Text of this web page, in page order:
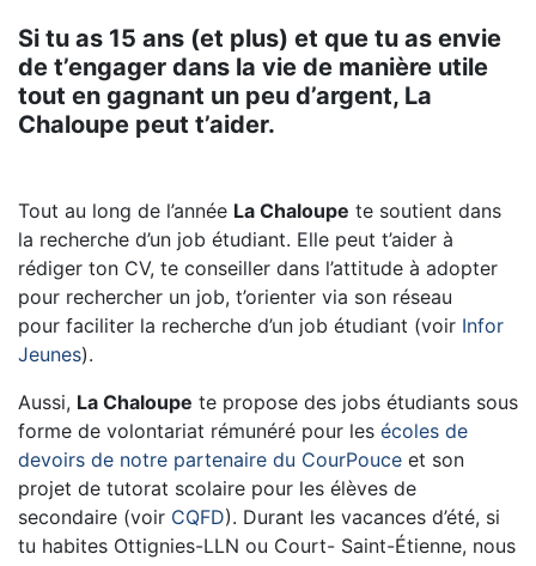
Si tu as 15 ans (et plus) et que tu as envie
de t’engager dans la vie de manière utile
tout en gagnant un peu d’argent, La
Chaloupe peut t’aider.
Tout au long de l’année La Chaloupe te soutient dans
la recherche d’un job étudiant. Elle peut t’aider à
rédiger ton CV, te conseiller dans l’attitude à adopter
pour rechercher un job, t’orienter via son réseau
pour faciliter la recherche d’un job étudiant (voir Infor
Jeunes).
Aussi, La Chaloupe te propose des jobs étudiants sous
forme de volontariat rémunéré pour les écoles de
devoirs de notre partenaire du CourPouce et son
projet de tutorat scolaire pour les élèves de
secondaire (voir CQFD). Durant les vacances d’été, si
tu habites Ottignies-LLN ou Court- Saint-Étienne, nous